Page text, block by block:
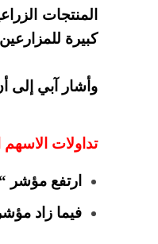
المنتجات
كبيرة
وأشار آبي إلى
تداولات الاسهم
ارتفع مؤشر “نيكي”
فيما زاد مؤشر